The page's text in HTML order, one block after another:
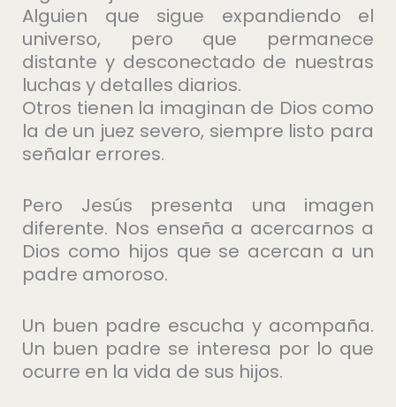
Alguien que sigue expandiendo el
universo, pero que permanece
distante y desconectado de nuestras
luchas y detalles diarios.
Otros tienen la imaginan de Dios como
la de un juez severo, siempre listo para
señalar errores.
Pero Jesús presenta una imagen
diferente. Nos enseña a acercarnos a
Dios como hijos que se acercan a un
padre amoroso.
Un buen padre escucha y acompaña.
Un buen padre se interesa por lo que
ocurre en la vida de sus hijos.